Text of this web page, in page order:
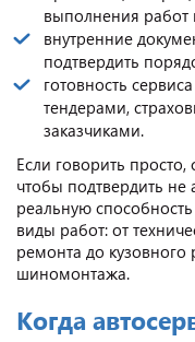
выполнения работ
внутренние
подтвердить
готовность
тендерами,
заказчиками.
Если говорить
чтобы подтвердить не
реальную
виды работ: от
ремонта до кузовного
шиномонтажа.
Когда